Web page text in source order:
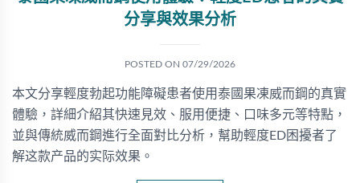
分享與效果分析
POSTED ON 07/29/2026
本文分享輕度勃起功能障礙患者使用泰國果凍威而鋼的真實
體驗，詳細介紹其快速見效、服用便捷、口味多元等特點，
並與傳統威而鋼進行全面對比分析，幫助輕度ED困擾者了
解这款产品的实际效果。